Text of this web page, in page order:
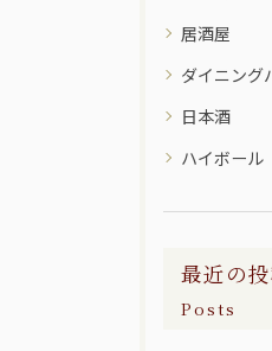
居酒屋
ダイニング
日本酒
ハイボール
最近の
Posts